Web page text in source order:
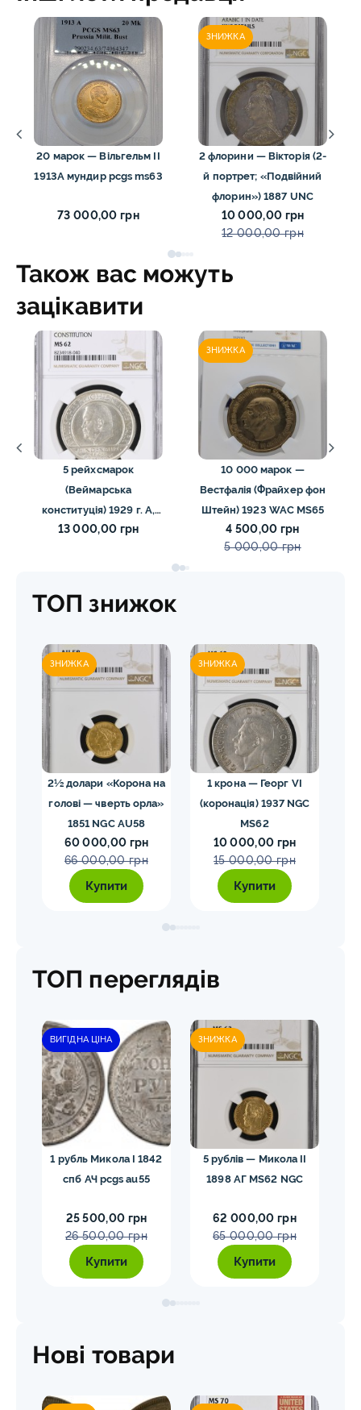
20 марок — Вільгельм II
1913A мундир pcgs ms63
73 000,00 грн
ЗНИЖКА
2 флорини — Вікторія (2-
й портрет; «Подвійний
флорин») 1887 UNC
10 000,00 грн
12 000,00 грн
Також вас можуть
зацікавити
5 рейхсмарок
(Веймарська
конституція) 1929 г. A,
NGC MS62
13 000,00 грн
ЗНИЖКА
10 000 марок —
Вестфалія (Фрайхер фон
Штейн) 1923 WAC MS65
4 500,00 грн
5 000,00 грн
ТОП знижок
ЗНИЖКА
2½ долари «Корона на
голові — чверть орла»
1851 NGC AU58
60 000,00 грн
66 000,00 грн
Купити
ЗНИЖКА
1 крона — Георг VI
(коронація) 1937 NGC
MS62
10 000,00 грн
15 000,00 грн
Купити
ТОП переглядів
ВИГІДНА ЦІНА
1 рубль Микола I 1842
спб АЧ pcgs au55
25 500,00 грн
26 500,00 грн
Купити
ЗНИЖКА
5 рублів — Микола II
1898 АГ MS62 NGC
62 000,00 грн
65 000,00 грн
Купити
Нові товари